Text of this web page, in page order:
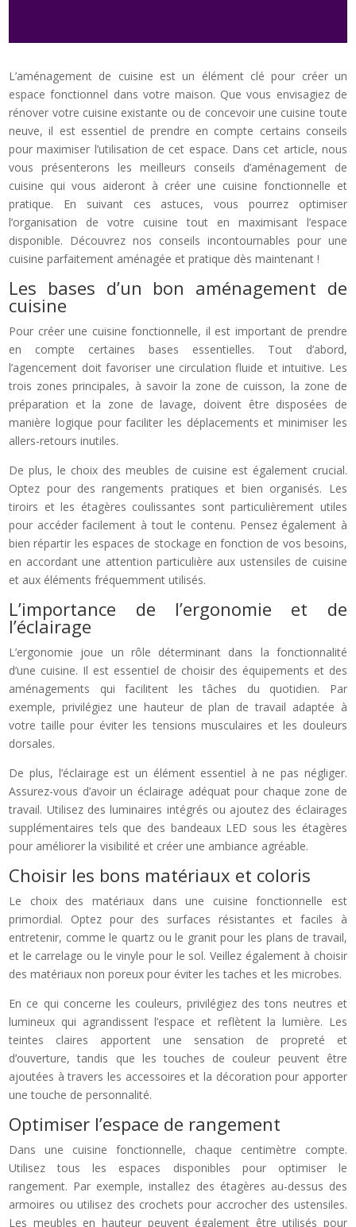
L’aménagement de cuisine est un élément clé pour créer un
espace fonctionnel dans votre maison. Que vous envisagiez de
rénover votre cuisine existante ou de concevoir une cuisine toute
neuve, il est essentiel de prendre en compte certains conseils
pour maximiser l’utilisation de cet espace. Dans cet article, nous
vous présenterons les meilleurs conseils d’aménagement de
cuisine qui vous aideront à créer une cuisine fonctionnelle et
pratique. En suivant ces astuces, vous pourrez optimiser
l’organisation de votre cuisine tout en maximisant l’espace
disponible. Découvrez nos conseils incontournables pour une
cuisine parfaitement aménagée et pratique dès maintenant !
Les bases d’un bon aménagement de
cuisine
Pour créer une cuisine fonctionnelle, il est important de prendre
en compte certaines bases essentielles. Tout d’abord,
l’agencement doit favoriser une circulation fluide et intuitive. Les
trois zones principales, à savoir la zone de cuisson, la zone de
préparation et la zone de lavage, doivent être disposées de
manière logique pour faciliter les déplacements et minimiser les
allers-retours inutiles.
De plus, le choix des meubles de cuisine est également crucial.
Optez pour des rangements pratiques et bien organisés. Les
tiroirs et les étagères coulissantes sont particulièrement utiles
pour accéder facilement à tout le contenu. Pensez également à
bien répartir les espaces de stockage en fonction de vos besoins,
en accordant une attention particulière aux ustensiles de cuisine
et aux éléments fréquemment utilisés.
L’importance de l’ergonomie et de
l’éclairage
L’ergonomie joue un rôle déterminant dans la fonctionnalité
d’une cuisine. Il est essentiel de choisir des équipements et des
aménagements qui facilitent les tâches du quotidien. Par
exemple, privilégiez une hauteur de plan de travail adaptée à
votre taille pour éviter les tensions musculaires et les douleurs
dorsales.
De plus, l’éclairage est un élément essentiel à ne pas négliger.
Assurez-vous d’avoir un éclairage adéquat pour chaque zone de
travail. Utilisez des luminaires intégrés ou ajoutez des éclairages
supplémentaires tels que des bandeaux LED sous les étagères
pour améliorer la visibilité et créer une ambiance agréable.
Choisir les bons matériaux et coloris
Le choix des matériaux dans une cuisine fonctionnelle est
primordial. Optez pour des surfaces résistantes et faciles à
entretenir, comme le quartz ou le granit pour les plans de travail,
et le carrelage ou le vinyle pour le sol. Veillez également à choisir
des matériaux non poreux pour éviter les taches et les microbes.
En ce qui concerne les couleurs, privilégiez des tons neutres et
lumineux qui agrandissent l’espace et reflètent la lumière. Les
teintes claires apportent une sensation de propreté et
d’ouverture, tandis que les touches de couleur peuvent être
ajoutées à travers les accessoires et la décoration pour apporter
une touche de personnalité.
Optimiser l’espace de rangement
Dans une cuisine fonctionnelle, chaque centimètre compte.
Utilisez tous les espaces disponibles pour optimiser le
rangement. Par exemple, installez des étagères au-dessus des
armoires ou utilisez des crochets pour accrocher des ustensiles.
Les meubles en hauteur peuvent également être utilisés pour